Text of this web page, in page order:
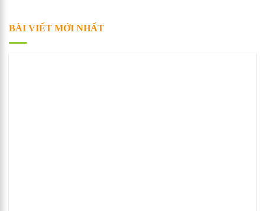
BÀI VIẾT MỚI NHẤT